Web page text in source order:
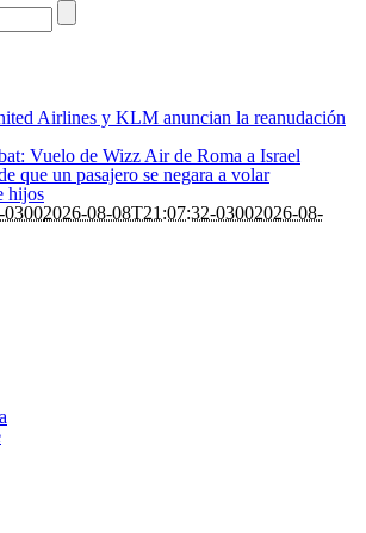
Airlines y KLM anuncian la reanudación
Vuelo de Wizz Air de Roma a Israel
que un pasajero se negara a volar
hijos
03002026-08-08T21:07:32-03002026-08-